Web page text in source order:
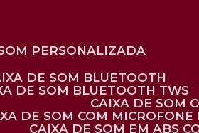
SOM PERSONALIZADA
DE SOM BLUETOOTH
DE SOM BLUETOOTH TWS
CAIXA DE SOM
DE SOM COM
CAIXA DE SOM EM ABS